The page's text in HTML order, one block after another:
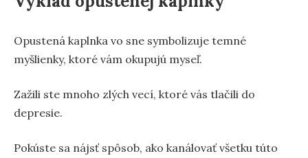
Opustená kaplnka vo sne symbolizuje temné
myšlienky, ktoré vám okupujú myseľ.
Zažili ste mnoho zlých vecí, ktoré vás tlačili do
depresie.
Pokúste sa nájsť spôsob, ako kanálovať všetku túto